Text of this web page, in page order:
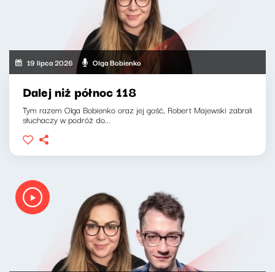
19 lipca 2026 Olga Bobienko
Dalej niż północ 118
Tym razem Olga Bobienko oraz jej gość, Robert Majewski zabrali
słuchaczy w podróż do...